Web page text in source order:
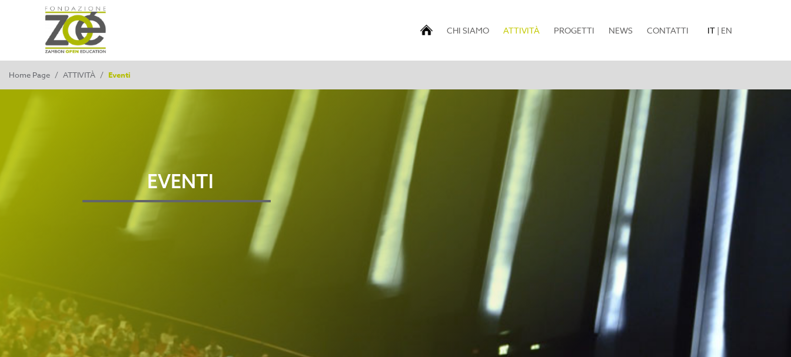
CHI SIAMO ATTIVITÀ(current)PROGETTI NEWS CONTATTI IT | EN
Home Page / ATTIVITÀ / Eventi
EVENTI